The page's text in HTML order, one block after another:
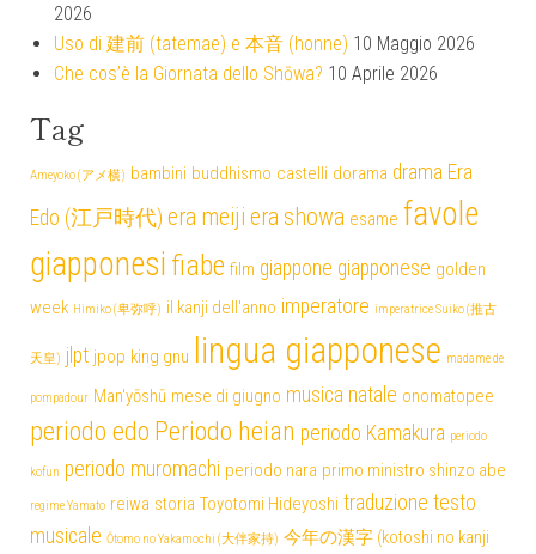
2026
Uso di 建前 (tatemae) e 本音 (honne) 10 Maggio 2026
Che cos’è la Giornata dello Shōwa? 10 Aprile 2026
Tag
Ameyoko (アメ横) bambini buddhismo castelli dorama drama Era
Edo (江戸時代) era meiji era showa esame favole
giapponesi fiabe film giappone giapponese golden
week Himiko (卑弥呼) il kanji dell'anno imperatore imperatrice Suiko (推古
天皇) jlpt jpop king gnu lingua giapponese madame de
pompadour Man'yōshū mese di giugno musica natale onomatopee
periodo edo Periodo heian periodo Kamakura periodo
kofun periodo muromachi periodo nara primo ministro shinzo abe
regime Yamato reiwa storia Toyotomi Hideyoshi traduzione testo
musicale Ōtomo no Yakamochi (大伴家持) 今年の漢字 (kotoshi no kanji